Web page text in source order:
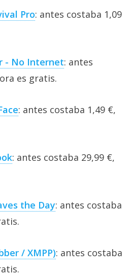
Pro: antes costaba 1,09
- No Internet: antes
es gratis.
: antes costaba 1,49 €,
: antes costaba 29,99 €,
the Day: antes costaba
/ XMPP): antes costaba